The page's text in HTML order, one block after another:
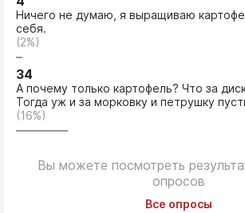
Ничего не думаю, я выращиваю
себя.
(2%)
34
А почему только картофель? Что за
Тогда уж и за морковку и петрушку
(16%)
Вы можете посмотреть
опросов
Все опросы